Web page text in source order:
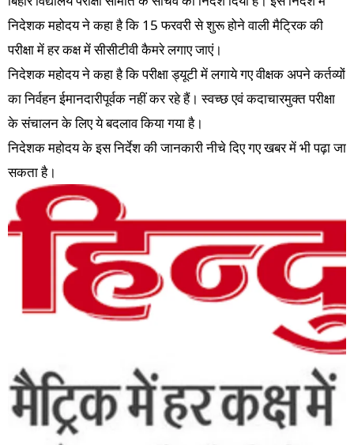
निदेशक महोदय ने कहा है कि 15 फरवरी से शुरू होने वाली मैट्रिक की
परीक्षा में हर कक्ष में सीसीटीवी कैमरे लगाए जाएं।
निदेशक महोदय ने कहा है कि परीक्षा ड्यूटी में लगाये गए वीक्षक अपने कर्तव्यों
का निर्वहन ईमानदारीपूर्वक नहीं कर रहे हैं। स्वच्छ एवं कदाचारमुक्त परीक्षा
के संचालन के लिए ये बदलाव किया गया है।
निदेशक महोदय के इस निर्देश की जानकारी नीचे दिए गए खबर में भी पढ़ा जा
सकता है।